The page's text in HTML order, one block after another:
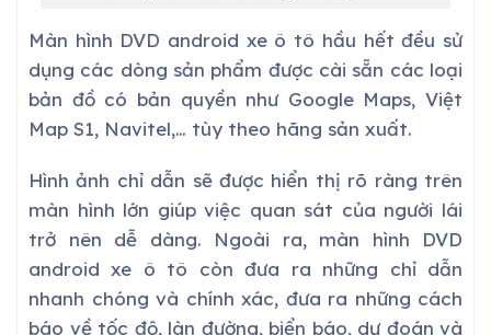
Màn hình DVD android xe ô tô hầu hết đều sử
dụng các dòng sản phẩm được cài sẵn các loại
bản đồ có bản quyền như Google Maps, Việt
Map S1, Navitel,… tùy theo hãng sản xuất.
Hình ảnh chỉ dẫn sẽ được hiển thị rõ ràng trên
màn hình lớn giúp việc quan sát của người lái
trở nên dễ dàng. Ngoài ra, màn hình DVD
android xe ô tô còn đưa ra những chỉ dẫn
nhanh chóng và chính xác, đưa ra những cách
báo về tốc độ, làn đường, biển báo, dự đoán và